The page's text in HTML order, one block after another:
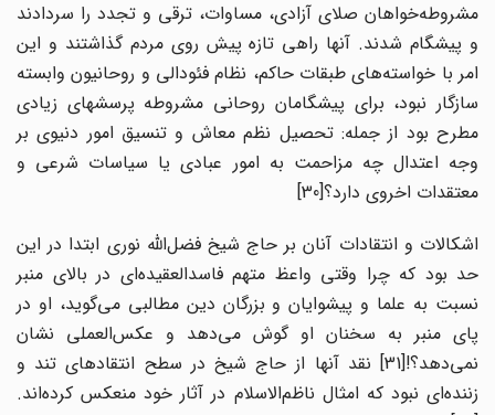
مشروطه‌خواهان صلای آزادی، مساوات، ترقی و تجدد را سردادند
و پیشگام شدند. آنها راهی تازه پیش روی مردم گذاشتند و این
امر با خواسته‌های طبقات حاکم، نظام فئودالی و روحانیون وابسته
سازگار نبود، برای پیشگامان روحانی مشروطه پرسشهای زیادی
مطرح بود از جمله: تحصیل نظم معاش و تنسیق امور دنیوی بر
وجه اعتدال چه مزاحمت به امور عبادی یا سیاسات شرعی و
معتقدات اخروی دارد؟[30]
اشکالات و انتقادات آنان بر حاج شیخ فضل‌الله نوری ابتدا در این
حد بود که چرا وقتی واعظ متهم فاسدالعقیده‌ای در بالای منبر
نسبت به علما و پیشوایان و بزرگان دین مطالبی می‌گوید، او در
پای منبر به سخنان او گوش می‌دهد و عکس‌العملی نشان
نمی‌دهد؟![31] نقد آنها از حاج شیخ در سطح انتقادهای تند و
زننده‌ای نبود که امثال ناظم‌الاسلام در آثار خود منعکس کرده‌اند.